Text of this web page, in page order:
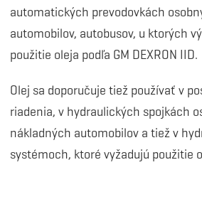
automatických prevodovkách
automobilov, autobusov, u ktorých
použitie oleja podľa GM DEXRON IID.
Olej sa doporučuje tiež používať v
riadenia, v hydraulických spojkách
nákladných automobilov a tiež v
systémoch, ktoré vyžadujú použitie